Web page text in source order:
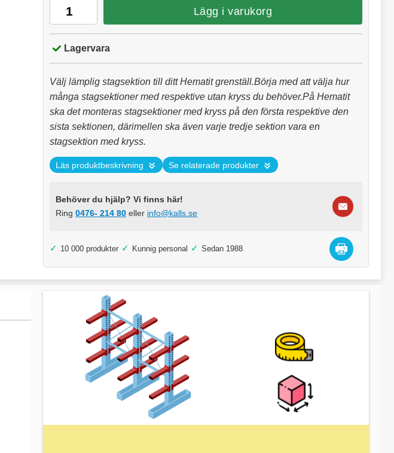
Lägg i varukorg
Lagervara
Välj lämplig stagsektion till ditt Hematit grenställ.Börja med att välja hur
många stagsektioner med respektive utan kryss du behöver.På Hematit
ska det monteras stagsektioner med kryss på den första respektive den
sista sektionen, därimellen ska även varje tredje sektion vara en
stagsektion med kryss.
Läs produktbeskrivning Se relaterade produkter
Behöver du hjälp? Vi finns här!
Ring 0476- 214 80 eller info@kalls.se
✓ 10 000 produkter ✓ Kunnig personal ✓ Sedan 1988